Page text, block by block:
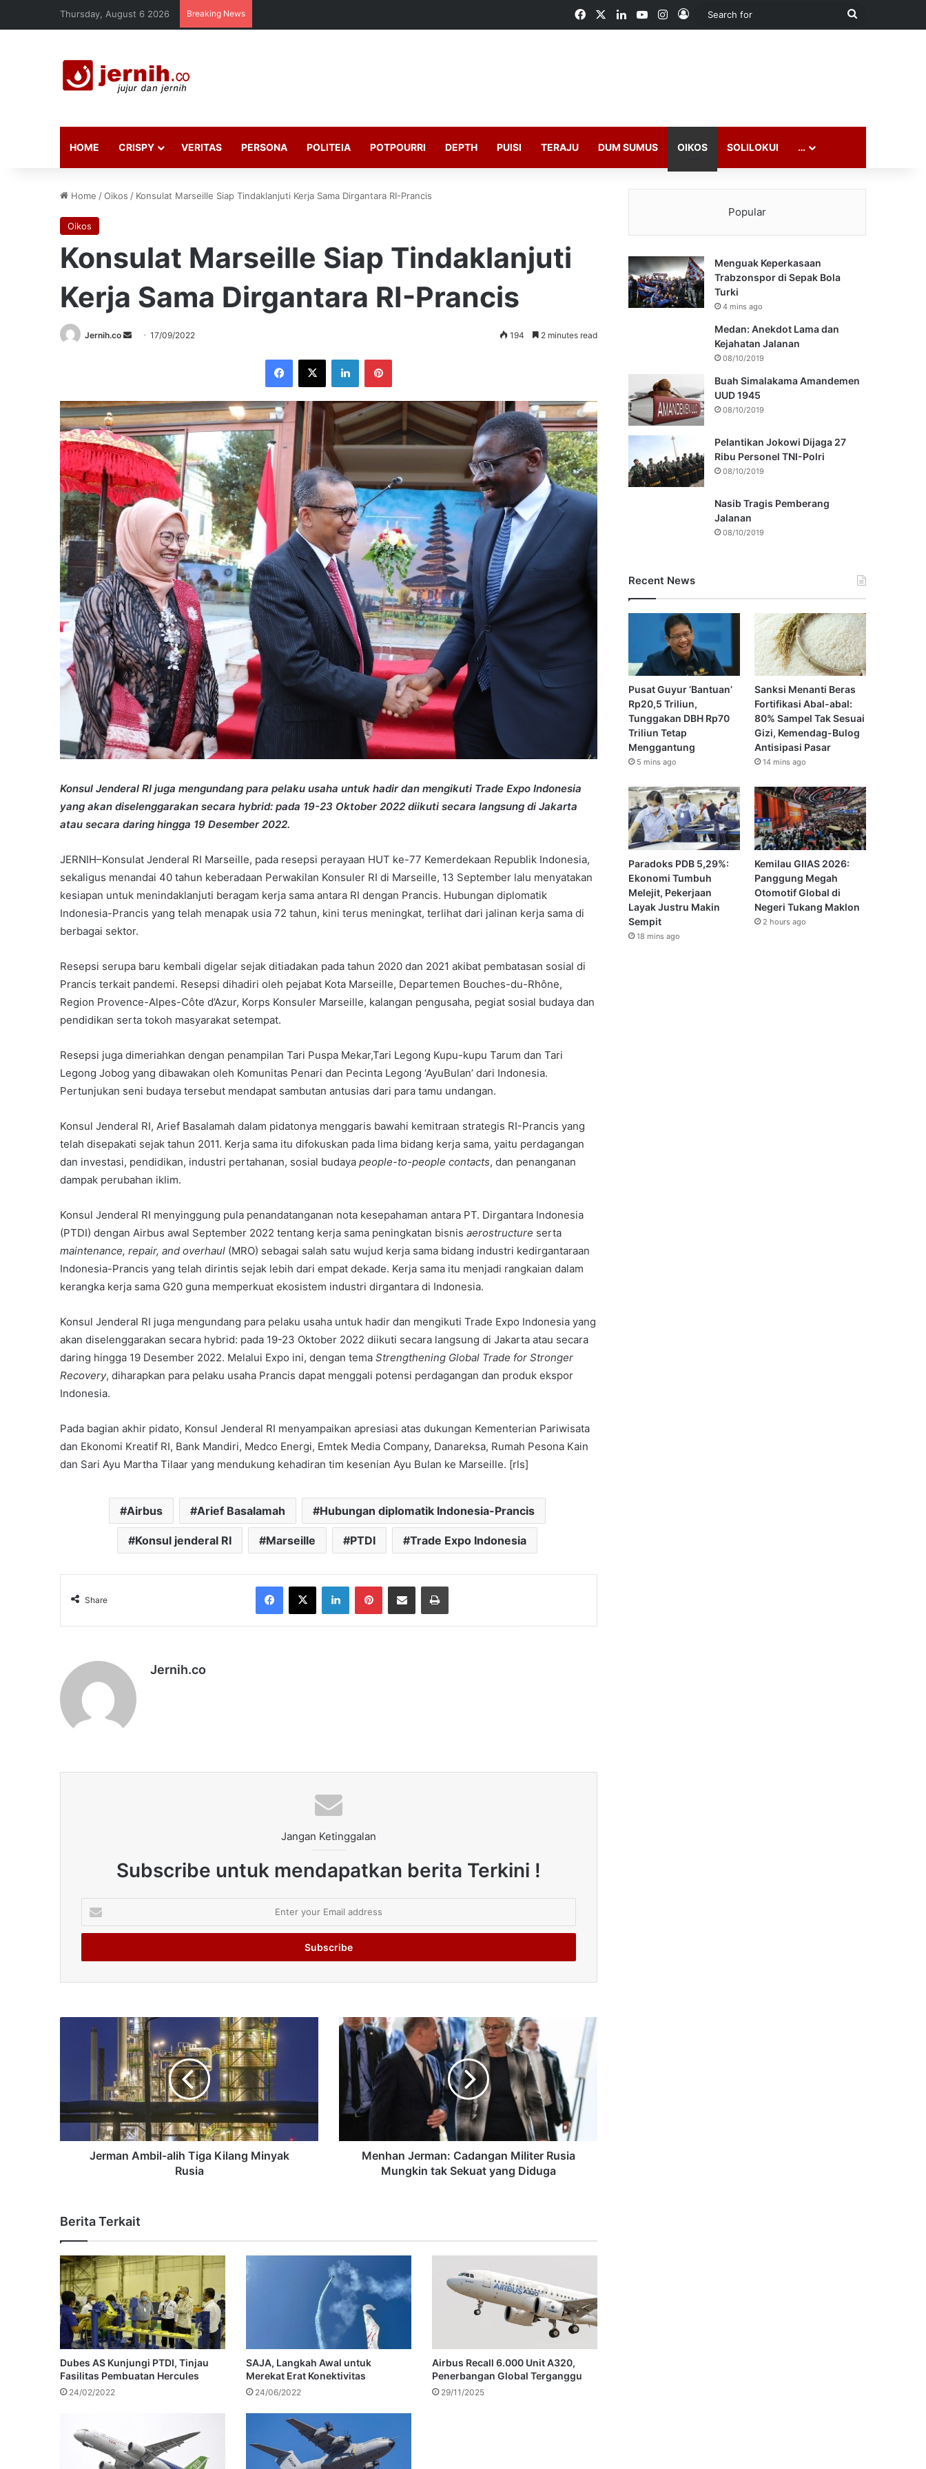
Thursday, August 6 2026 Breaking News FacebookLinkedInYouTubeInstagram
Log In
Search
HOME CRISPY VERITAS PERSONA POLITEIA POTPOURRI DEPTH PUISI TERAJU DUM SUMUS OIKOS SOLILOKUI …
Home /Oikos / Konsulat Marseille Siap Tindaklanjuti Kerja Sama Dirgantara RI-Prancis
Oikos
Konsulat Marseille Siap Tindaklanjuti
Kerja Sama Dirgantara RI-Prancis
Jernih.co
Send17/09/2022 194 2 minutes read
Facebook
X LinkedInPinterest
Konsul Jenderal RI juga mengundang para pelaku usaha untuk hadir dan mengikuti Trade Expo Indonesia
yang akan diselenggarakan secara hybrid: pada 19-23 Oktober 2022 diikuti secara langsung di Jakarta
atau secara daring hingga 19 Desember 2022.
JERNIH–Konsulat Jenderal RI Marseille, pada resepsi perayaan HUT ke-77 Kemerdekaan Republik Indonesia,
sekaligus menandai 40 tahun keberadaan Perwakilan Konsuler RI di Marseille, 13 September lalu menyatakan
kesiapan untuk menindaklanjuti beragam kerja sama antara RI dengan Prancis. Hubungan diplomatik
Indonesia-Prancis yang telah menapak usia 72 tahun, kini terus meningkat, terlihat dari jalinan kerja sama di
berbagai sektor.
Resepsi serupa baru kembali digelar sejak ditiadakan pada tahun 2020 dan 2021 akibat pembatasan sosial di
Prancis terkait pandemi. Resepsi dihadiri oleh pejabat Kota Marseille, Departemen Bouches-du-Rhône,
Region Provence-Alpes-Côte d’Azur, Korps Konsuler Marseille, kalangan pengusaha, pegiat sosial budaya dan
pendidikan serta tokoh masyarakat setempat.
Resepsi juga dimeriahkan dengan penampilan Tari Puspa Mekar,Tari Legong Kupu-kupu Tarum dan Tari
Legong Jobog yang dibawakan oleh Komunitas Penari dan Pecinta Legong ‘AyuBulan’ dari Indonesia.
Pertunjukan seni budaya tersebut mendapat sambutan antusias dari para tamu undangan.
Konsul Jenderal RI, Arief Basalamah dalam pidatonya menggaris bawahi kemitraan strategis RI-Prancis yang
telah disepakati sejak tahun 2011. Kerja sama itu difokuskan pada lima bidang kerja sama, yaitu perdagangan
dan investasi, pendidikan, industri pertahanan, sosial budaya people-to-people contacts, dan penanganan
dampak perubahan iklim.
Konsul Jenderal RI menyinggung pula penandatanganan nota kesepahaman antara PT. Dirgantara Indonesia
(PTDI) dengan Airbus awal September 2022 tentang kerja sama peningkatan bisnis aerostructure serta
maintenance, repair, and overhaul (MRO) sebagai salah satu wujud kerja sama bidang industri kedirgantaraan
Indonesia-Prancis yang telah dirintis sejak lebih dari empat dekade. Kerja sama itu menjadi rangkaian dalam
kerangka kerja sama G20 guna memperkuat ekosistem industri dirgantara di Indonesia.
Konsul Jenderal RI juga mengundang para pelaku usaha untuk hadir dan mengikuti Trade Expo Indonesia yang
akan diselenggarakan secara hybrid: pada 19-23 Oktober 2022 diikuti secara langsung di Jakarta atau secara
daring hingga 19 Desember 2022. Melalui Expo ini, dengan tema Strengthening Global Trade for Stronger
Recovery, diharapkan para pelaku usaha Prancis dapat menggali potensi perdagangan dan produk ekspor
Indonesia.
Pada bagian akhir pidato, Konsul Jenderal RI menyampaikan apresiasi atas dukungan Kementerian Pariwisata
dan Ekonomi Kreatif RI, Bank Mandiri, Medco Energi, Emtek Media Company, Danareksa, Rumah Pesona Kain
dan Sari Ayu Martha Tilaar yang mendukung kehadiran tim kesenian Ayu Bulan ke Marseille. [rls]
Airbus Arief Basalamah Hubungan diplomatik Indonesia-Prancis
Konsul jenderal RI Marseille PTDI Trade Expo Indonesia
Share
Facebook
X LinkedInPinterestShare via Email Print
Jernih.co
Jangan Ketinggalan
Subscribe untuk mendapatkan berita Terkini !
your
Email
Jerman Ambil-alih Tiga Kilang Minyak
Rusia
Menhan Jerman: Cadangan Militer Rusia
Mungkin tak Sekuat yang Diduga
Berita Terkait
Dubes AS Kunjungi PTDI, Tinjau
Fasilitas Pembuatan Hercules
24/02/2022
SAJA, Langkah Awal untuk
Merekat Erat Konektivitas
24/06/2022
Airbus Recall 6.000 Unit A320,
Penerbangan Global Terganggu
29/11/2025
Popular
Menguak Keperkasaan
Trabzonspor di Sepak Bola
Turki
4 mins ago
Medan: Anekdot Lama dan
Kejahatan Jalanan
08/10/2019
Buah Simalakama Amandemen
UUD 1945
08/10/2019
Pelantikan Jokowi Dijaga 27
Ribu Personel TNI-Polri
08/10/2019
Nasib Tragis Pemberang
Jalanan
08/10/2019
Recent News
Pusat Guyur ‘Bantuan’
Rp20,5 Triliun,
Tunggakan DBH Rp70
Triliun Tetap
Menggantung
5 mins ago
Sanksi Menanti Beras
Fortifikasi Abal-abal:
80% Sampel Tak Sesuai
Gizi, Kemendag-Bulog
Antisipasi Pasar
14 mins ago
Paradoks PDB 5,29%:
Ekonomi Tumbuh
Melejit, Pekerjaan
Layak Justru Makin
Sempit
18 mins ago
Kemilau GIIAS 2026:
Panggung Megah
Otomotif Global di
Negeri Tukang Maklon
2 hours ago